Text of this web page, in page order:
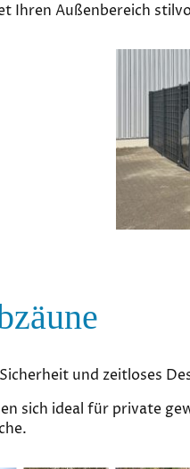
Ihren Außenbereich
und zeitloses
sich ideal für private